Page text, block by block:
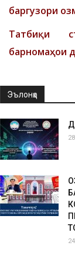
баргузори
Татбиқи
барномаҳои
Эълонҳо